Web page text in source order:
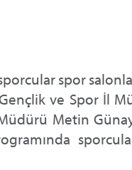
spor
ve Spor İl
Metin